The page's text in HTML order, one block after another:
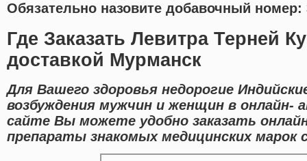
Обязательно назовите добавочный номер:
Где Заказать Левитра Терней
доставкой Мурманск
Для Вашего здоровья недорогие
возбуждения мужчин и женщин в онлайн-
сайте Вы можете удобно заказать
препараты знакомых медицинских марок